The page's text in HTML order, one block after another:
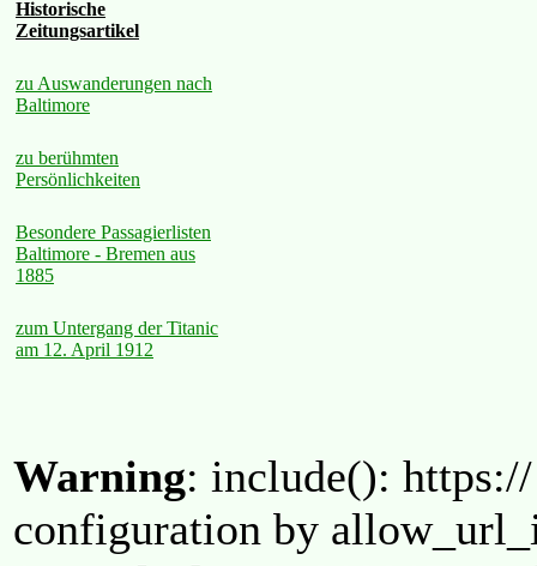
Historische
Zeitungsartikel
zu Auswanderungen nach
Baltimore
zu berühmten
Persönlichkeiten
Besondere Passagierlisten
Baltimore - Bremen aus
1885
zum Untergang der Titanic
am 12. April 1912
Warning: include():
configuration by